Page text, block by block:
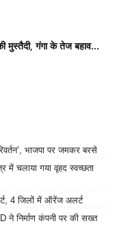
मुस्तैदी, गंगा के तेज बहाव...
भाजपा पर जमकर बरसे
चलाया गया वृहद स्वच्छता
4 जिलों में ऑरेंज अलर्ट
ने निर्माण कंपनी पर की सख्त